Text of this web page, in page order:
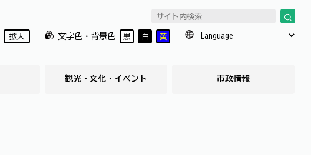
拡大 文字色・背景色 黒 白 黄
観光・文化・イベント 市政情報